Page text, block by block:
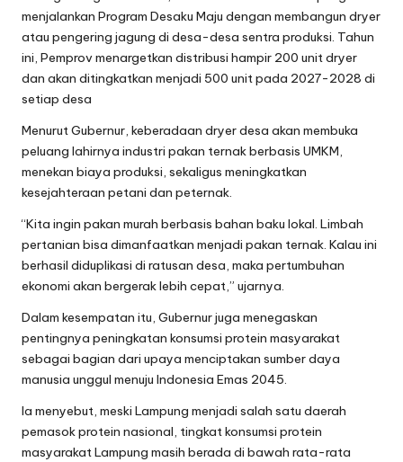
menjalankan Program Desaku Maju dengan membangun dryer
atau pengering jagung di desa-desa sentra produksi. Tahun
ini, Pemprov menargetkan distribusi hampir 200 unit dryer
dan akan ditingkatkan menjadi 500 unit pada 2027-2028 di
setiap desa
Menurut Gubernur, keberadaan dryer desa akan membuka
peluang lahirnya industri pakan ternak berbasis UMKM,
menekan biaya produksi, sekaligus meningkatkan
kesejahteraan petani dan peternak.
“Kita ingin pakan murah berbasis bahan baku lokal. Limbah
pertanian bisa dimanfaatkan menjadi pakan ternak. Kalau ini
berhasil diduplikasi di ratusan desa, maka pertumbuhan
ekonomi akan bergerak lebih cepat,” ujarnya.
Dalam kesempatan itu, Gubernur juga menegaskan
pentingnya peningkatan konsumsi protein masyarakat
sebagai bagian dari upaya menciptakan sumber daya
manusia unggul menuju Indonesia Emas 2045.
Ia menyebut, meski Lampung menjadi salah satu daerah
pemasok protein nasional, tingkat konsumsi protein
masyarakat Lampung masih berada di bawah rata-rata